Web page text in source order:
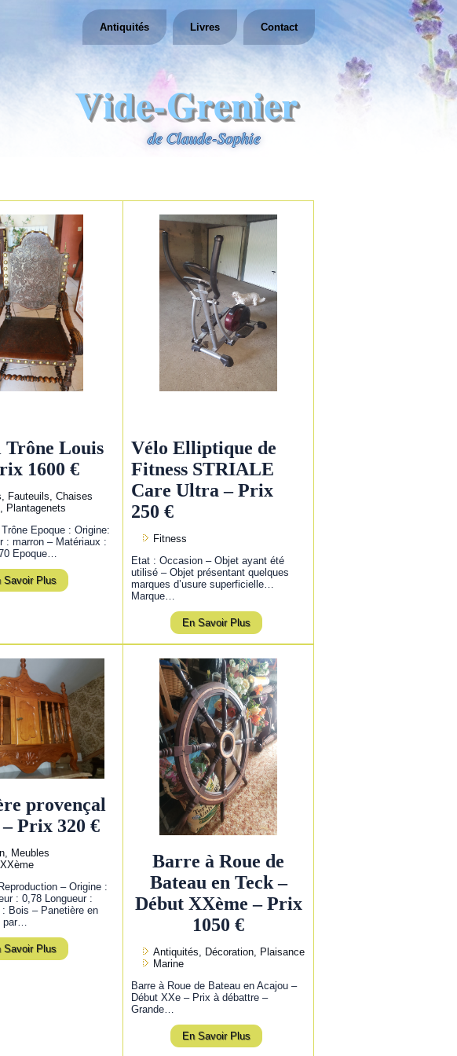
Vide-Grenier
de Claude-Sophie
Antiquités Livres Contact
Trône Louis
1600 €
Fauteuils, Chaises
Plantagenets
Epoque : Origine:
: marron – Matériaux :
Epoque…
Savoir Plus
Vélo Elliptique de
Fitness STRIALE
Care Ultra – Prix
250 €
Fitness
Etat : Occasion – Objet ayant été
utilisé – Objet présentant quelques
marques d’usure superficielle…
Marque…
En Savoir Plus
provençal
Prix 320 €
Meubles
– Origine :
: 0,78 Longueur :
Bois – Panetière en
par…
Savoir Plus
Barre à Roue de
Bateau en Teck –
Début XXème – Prix
1050 €
Antiquités, Décoration, Plaisance
Marine
Barre à Roue de Bateau en Acajou –
Début XXe – Prix à débattre –
Grande…
En Savoir Plus